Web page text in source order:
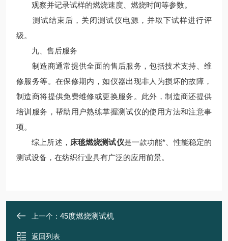
观察并记录试样的燃烧速度、燃烧时间等参数。
测试结束后，关闭测试仪电源，并取下试样进行评
级。
九、售后服务
制造商通常提供全面的售后服务，包括技术支持、维
修服务等。在保修期内，如仪器出现非人为损坏的故障，
制造商将提供免费维修或更换服务。此外，制造商还提供
培训服务，帮助用户熟练掌握测试仪的使用方法和注意事
项。
综上所述， 床毯燃烧测试仪是一款功能*、性能稳定的
测试设备，在纺织行业具有广泛的应用前景。
上一个： 45度燃烧测试机
返回列表